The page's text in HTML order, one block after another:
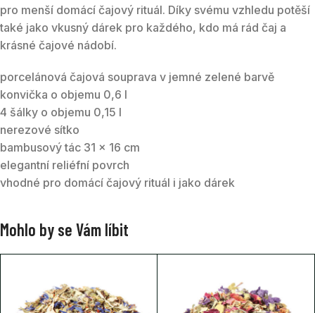
pro menší domácí čajový rituál. Díky svému vzhledu potěší
také jako vkusný dárek pro každého, kdo má rád čaj a
krásné čajové nádobí.
porcelánová čajová souprava v jemné zelené barvě
konvička o objemu 0,6 l
4 šálky o objemu 0,15 l
nerezové sítko
bambusový tác 31 × 16 cm
elegantní reliéfní povrch
vhodné pro domácí čajový rituál i jako dárek
Mohlo by se Vám líbit